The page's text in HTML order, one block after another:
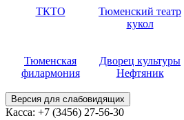
ТКТО
Тюменский театр
кукол
Тюменская
филармония
Дворец культуры
Нефтяник
Версия для слабовидящих
Касса: +7 (3456) 27-56-30